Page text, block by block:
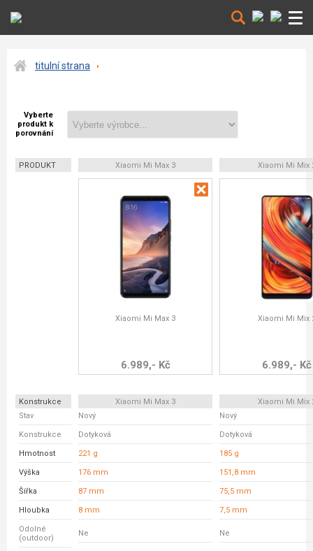
titulní strana
Vyberte
produkt k
porovnání
PRODUKT Xiaomi Mi Max 3 Xiaomi Mi Mix
Xiaomi Mi Max 3
6.989,- Kč
Xiaomi Mi Mix
6.989,- Kč
Konstrukce Xiaomi Mi Max 3
Xiaomi Mi Mix
Stav
Nový Nový
Konstrukce Dotyková Dotyková
Hmotnost 221 g 185 g
Výška 176 mm 151,8 mm
Šířka 87 mm 75,5 mm
Hloubka 8 mm 7,5 mm
Odolné
(outdoor)
Ne Ne